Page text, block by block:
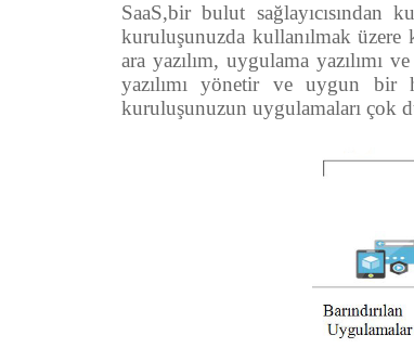
SaaS,bir bulut sağlayıcısından
kuruluşunuzda kullanılmak üzere
ara yazılım, uygulama yazılımı
yazılımı yönetir ve uygun bir
kuruluşunuzun uygulamaları çok